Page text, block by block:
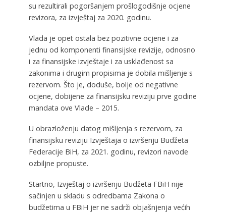
su rezultirali pogoršanjem prošlogodišnje ocjene
revizora, za izvještaj za 2020. godinu.
Vlada je opet ostala bez pozitivne ocjene i za
jednu od komponenti finansijske revizije, odnosno
i za finansijske izvještaje i za usklađenost sa
zakonima i drugim propisima je dobila mišljenje s
rezervom. Što je, doduše, bolje od negativne
ocjene, dobijene za finansijsku reviziju prve godine
mandata ove Vlade – 2015.
U obrazloženju datog mišljenja s rezervom, za
finansijsku reviziju Izvještaja o izvršenju Budžeta
Federacije BiH, za 2021. godinu, revizori navode
ozbiljne propuste.
Startno, Izvještaj o izvršenju Budžeta FBiH nije
sačinjen u skladu s odredbama Zakona o
budžetima u FBiH jer ne sadrži objašnjenja većih